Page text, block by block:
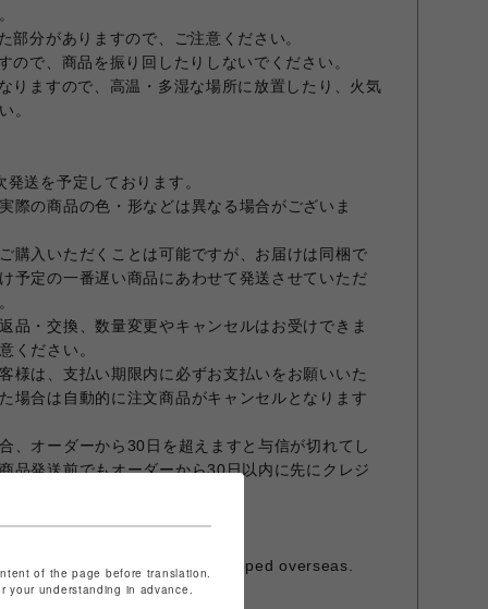
部分がありますので、ご注意ください。
ので、商品を振り回したりしないでください。
りますので、高温・多湿な場所に放置したり、火気
。
送を予定しております。
際の商品の色・形などは異なる場合がございま
購入いただくことは可能ですが、お届けは同梱で
予定の一番遅い商品にあわせて発送させていただ
品・交換、数量変更やキャンセルはお受けできま
ください。
様は、支払い期限内に必ずお支払いをお願いいた
場合は自動的に注文商品がキャンセルとなります
、オーダーから30日を超えますと与信が切れてし
品発送前でもオーダーから30日以内に先にクレジ
ん。 -This item cannot be shipped overseas.
of the page before translation.
your understanding in advance.